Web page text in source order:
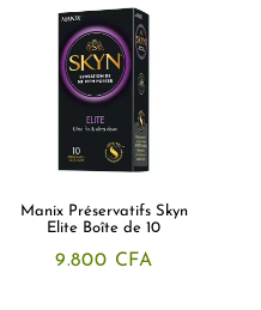
Manix Préservatifs Skyn
Elite Boîte de 10
9.800 CFA